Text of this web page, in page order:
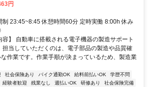
円
制 23:45~8:45 休憩時間60分 定時実働 8:00h 休み
容】 自動車に搭載される電子機器の製造サポート
担当していただくのは、電子部品の製造や品質確
作業です。作業手順が決まっているため、製造業
社会保険あり バイク通勤OK 給料前払いOK
学歴不問
経験者歓迎 残業なし 週払いOK 研修あり
社会保険完備